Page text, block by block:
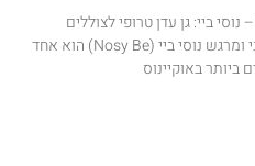
ביי: גן עדן טרופי לצוללים
שמחפשים גדול, צבעוני ומרגש נוסי ביי (Nosy Be) הוא אחד
ביותר באוקיינוס